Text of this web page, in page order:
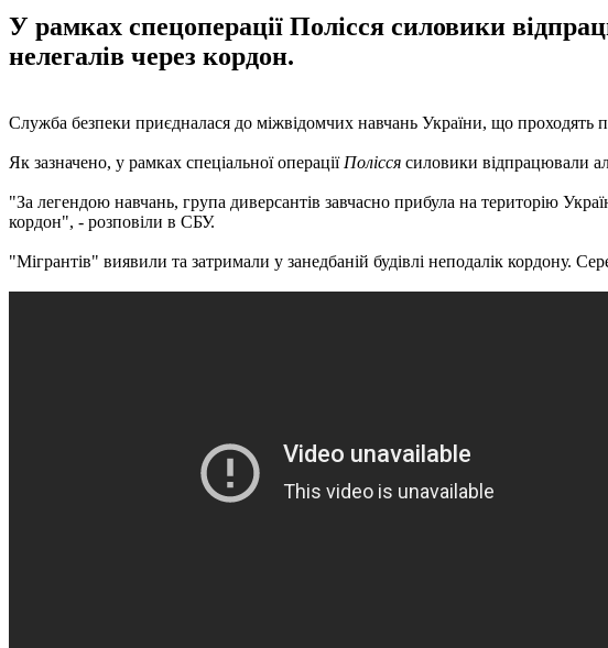
У рамках спецоперації Полісся силовики
нелегалів через кордон.
Служба безпеки приєдналася до міжвідомчих навчань України, що проходять
Як зазначено, у рамках спеціальної операції Полісся силовики відпрацювали
"За легендою навчань, група диверсантів завчасно прибула на територію
кордон", - розповіли в СБУ.
"Мігрантів" виявили та затримали у занедбаній будівлі неподалік кордону.